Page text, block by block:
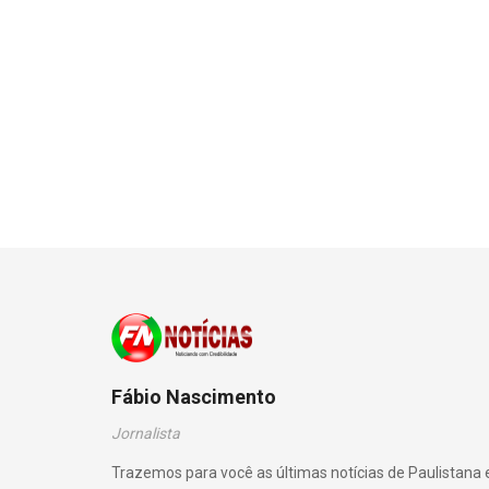
Fábio Nascimento
Jornalista
Trazemos para você as últimas notícias de Paulistana